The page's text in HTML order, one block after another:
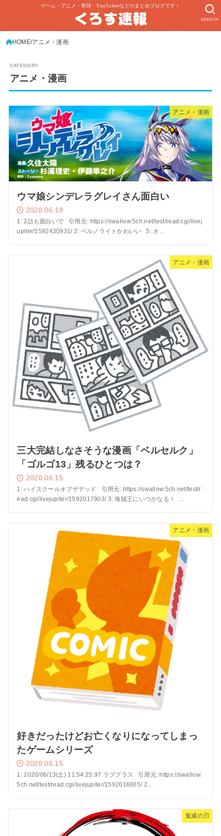
ゲーム・アニメ・野球・YouTuberなどのまとめブログです！
SEARCH
HOME アニメ・漫画
アニメ・漫画
アニメ・漫画
ウマ娘シンデレラグレイさん面白い
2020.06.18
1: 2話も面白いで 引用元: https://swallow.5ch.net/test/read.cgi/livej
upiter/1592430931/ 2: ベルノライトかわいい 5: オ...
アニメ・漫画
三大完結しなさそうな漫画「ベルセルク」
「ゴルゴ13」残るひとつは？
2020.06.15
1: ハイスクールオブザデッド 引用元: https://swallow.5ch.net/test/r
ead.cgi/livejupiter/1592017903/ 3: 海賊王にいつかなる！ ...
アニメ・漫画
好きだったけどお亡くなりになってしまっ
たゲームシリーズ
2020.06.15
1: 2020/06/13(土) 11:54:25.97 ラブプラス 引用元: https://swallow.
5ch.net/test/read.cgi/livejupiter/1592016865/ 2...
鬼滅の刃